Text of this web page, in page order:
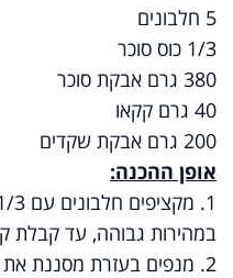
5 חלבונים
1/3 כוס סוכר
380 גרם אבקת סוכר
40 גרם קקאו
200 גרם אבקת שקדים
אופן ההכנה:
במהירות גבוהה, עד קבלת
2. מנפים בעזרת מסננת